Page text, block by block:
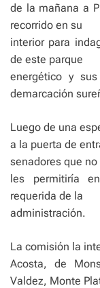
de la mañana a
recorrido en su
interior para
de este parque
energético y
demarcación
Luego de una
a la puerta de
senadores que no
les permitiría
requerida de la
administración.
La comisión la
Acosta, de
Valdez, Monte